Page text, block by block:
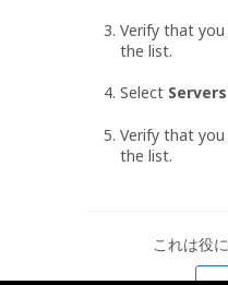
Verify that
the list.
Select Servers
Verify that
the list.
これは役